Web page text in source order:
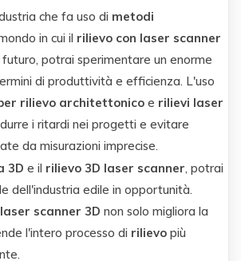
che fa uso di metodi
in cui il rilievo con laser scanner
potrai sperimentare un enorme
di produttività e efficienza. L'uso
rilievo architettonico e rilievi laser
i ritardi nei progetti e evitare
da misurazioni imprecise.
3D e il rilievo 3D laser scanner, potrai
dell'industria edile in opportunità.
laser scanner 3D non solo migliora la
l'intero processo di rilievo più